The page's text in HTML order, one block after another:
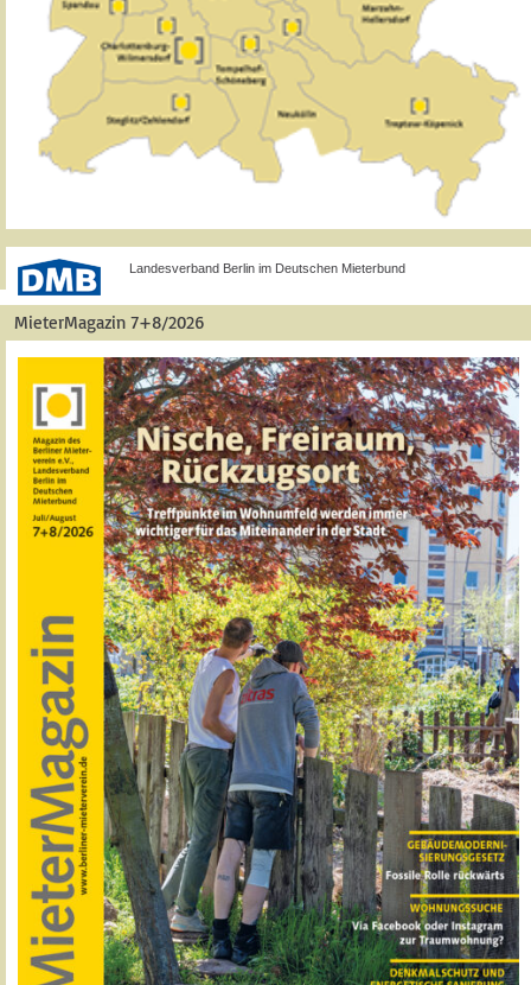
Landesverband Berlin im Deutschen Mieterbund
MieterMagazin 7+8/2026